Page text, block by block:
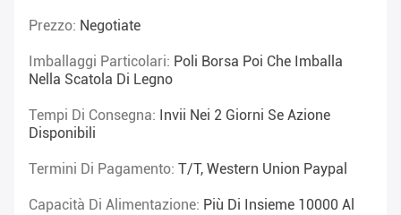
Prezzo: Negotiate
Imballaggi Particolari: Poli Borsa Poi Che Imballa
Nella Scatola Di Legno
Tempi Di Consegna: Invii Nei 2 Giorni Se Azione
Disponibili
Termini Di Pagamento: T/T, Western Union Paypal
Capacità Di Alimentazione: Più Di Insieme 10000 Al